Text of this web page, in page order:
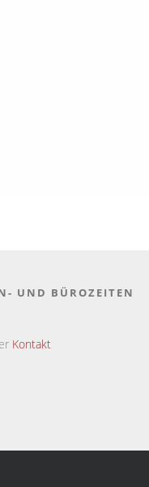
UND BÜROZEITEN
Kontakt